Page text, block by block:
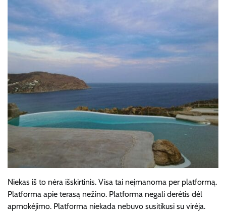
Niekas iš to nėra išskirtinis. Visa tai neįmanoma per platformą.
Platforma apie terasą nežino. Platforma negali derėtis dėl
apmokėjimo. Platforma niekada nebuvo susitikusi su virėja.